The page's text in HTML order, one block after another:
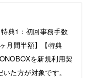
典1：初回事務手数
月間半額】【特典
を新規利用契
た方が対象です。